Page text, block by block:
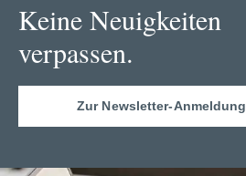
Keine Neuigkeiten
verpassen.
Zur Newsletter-Anmeldung